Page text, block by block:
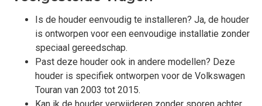
Is de houder eenvoudig te installeren? Ja, de houder
is ontworpen voor een eenvoudige installatie zonder
speciaal gereedschap.
Past deze houder ook in andere modellen? Deze
houder is specifiek ontworpen voor de Volkswagen
Touran van 2003 tot 2015.